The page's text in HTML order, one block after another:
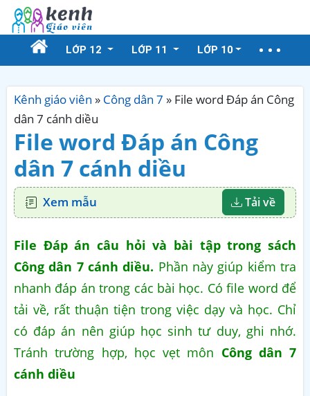
LỚP 12 LỚP 11 LỚP 10
Kênh giáo viên » Công dân 7 » File word Đáp án Công
dân 7 cánh diều
File word Đáp án Công
dân 7 cánh diều
Xem mẫu Tải về
File Đáp án câu hỏi và bài tập trong sách
Công dân 7 cánh diều. Phần này giúp kiểm tra
nhanh đáp án trong các bài học. Có file word để
tải về, rất thuận tiện trong việc dạy và học. Chỉ
có đáp án nên giúp học sinh tư duy, ghi nhớ.
Tránh trường hợp, học vẹt môn Công dân 7
cánh diều